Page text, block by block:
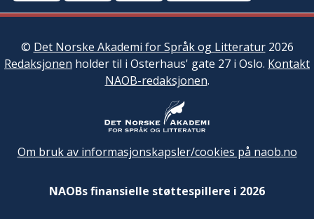
© Det Norske Akademi for Språk og Litteratur2026
Redaksjonen holder til i Osterhaus' gate 27 i Oslo. Kontakt
NAOB-redaksjonen.
Om bruk av informasjonskapsler/cookies på naob.no
NAOBs finansielle støttespillere i 2026